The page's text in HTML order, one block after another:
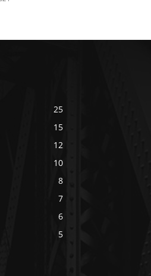
25
15
12
10
8
7
6
5